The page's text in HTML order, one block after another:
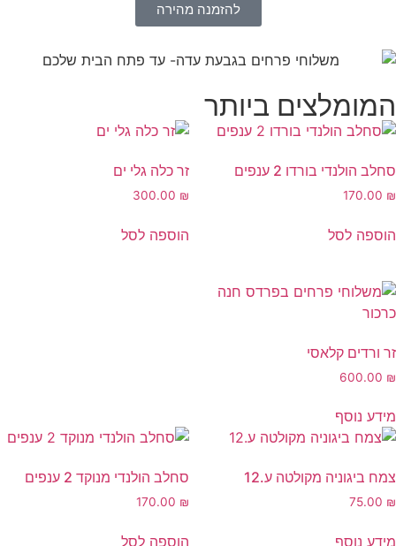
להזמנה מהירה
המומלצים ביותר
סחלב הולנדי בורדו 2 ענפים
170.00 ₪
הוספה לסל
זר כלה גלי ים
300.00 ₪
הוספה לסל
זר ורדים קלאסי
600.00 ₪
מידע נוסף
צמח ביגוניה מקולטה ע.12
75.00 ₪
מידע נוסף
סחלב הולנדי מנוקד 2 ענפים
170.00 ₪
הוספה לסל